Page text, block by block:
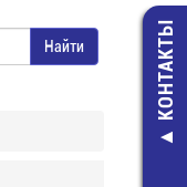
КОНТАКТЫ